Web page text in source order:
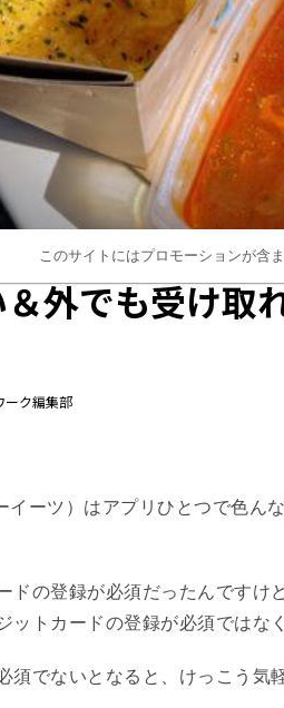
このサイトにはプロモーションが含ま
外でも受け取
ーク編集部
イーツ）はアプリひとつで色ん
の登録が必須だったんですけど
ットカードの登録が必須ではな
須でないとなると、けっこう気